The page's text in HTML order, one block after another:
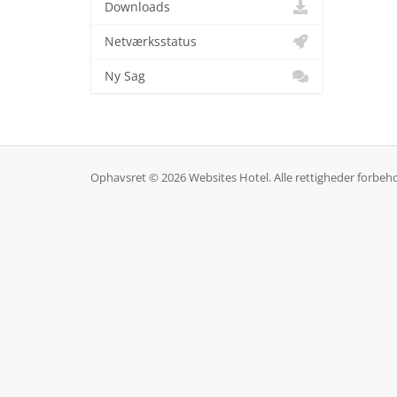
Downloads
Netværksstatus
Ny Sag
Ophavsret © 2026 Websites Hotel. Alle rettigheder